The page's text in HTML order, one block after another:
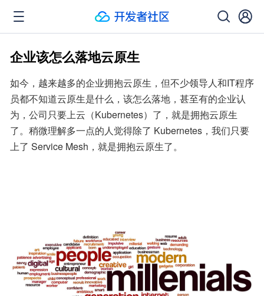
企业该怎么落地云原生
如今，越来越多的企业拥抱云原生，但不少领导人和IT程序
员都不知道云原生是什么，该怎么落地，甚至有的企业认
为，公司只要上云（Kubernetes）了，就是拥抱云原生
了。稍微理解多一点的人觉得除了 Kubernetes，我们只要
上了 Service Mesh，就是拥抱云原生了。